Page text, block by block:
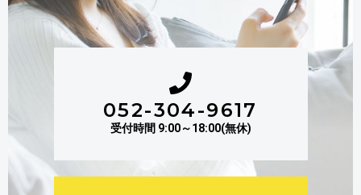
052-304-9617
受付時間 9:00～18:00(無休)